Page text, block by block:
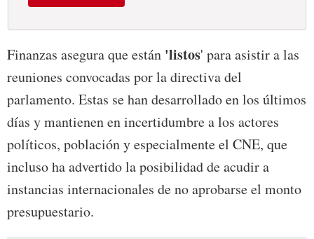
Finanzas asegura que están 'listos' para asistir a las
reuniones convocadas por la directiva del
parlamento. Estas se han desarrollado en los últimos
días y mantienen en incertidumbre a los actores
políticos, población y especialmente el CNE, que
incluso ha advertido la posibilidad de acudir a
instancias internacionales de no aprobarse el monto
presupuestario.